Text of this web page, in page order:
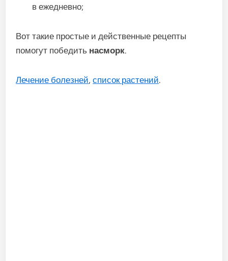
в ежедневно;
Вот такие простые и действенные рецепты
помогут победить насморк.
Лечение болезней,список растений.